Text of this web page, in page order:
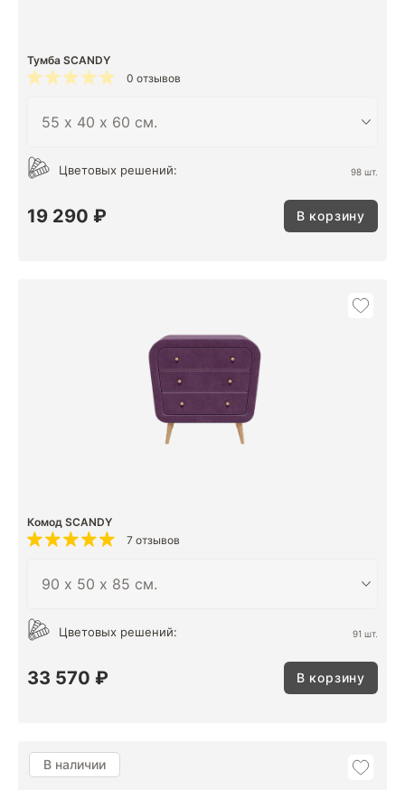
Тумба SCANDY
0 отзывов
Цветовых решений: 98 шт.
19 290 ₽ В корзину
Комод SCANDY
7 отзывов
Цветовых решений: 91 шт.
33 570 ₽ В корзину
В наличии